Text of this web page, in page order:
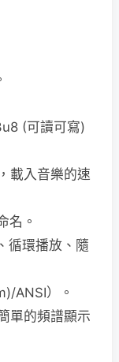
(可讀可寫)
載入音樂的速
名。
循環播放、隨
ANSI）。
單的頻譜顯示